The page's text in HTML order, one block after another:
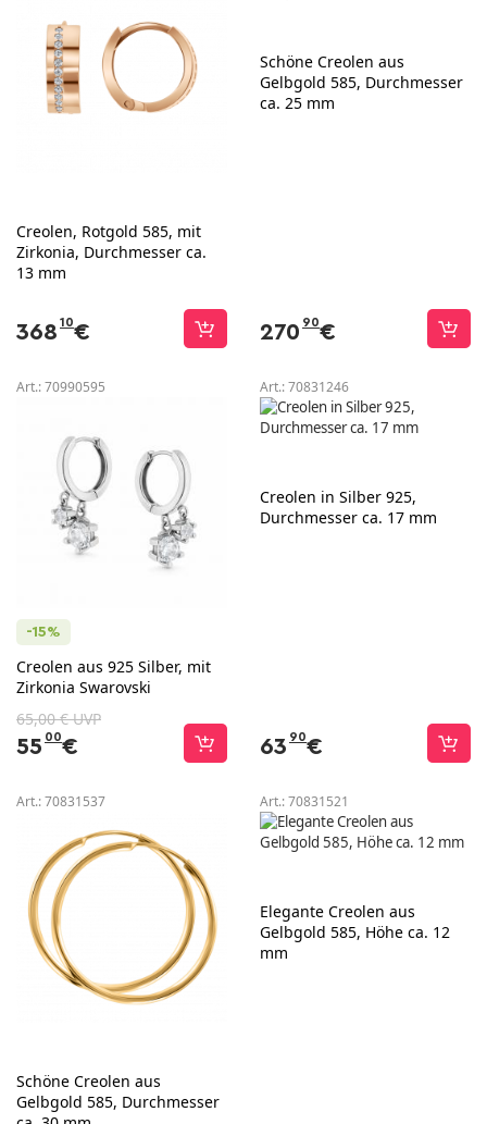
Creolen, Rotgold 585, mit
Zirkonia, Durchmesser ca.
13 mm
368 10€
Schöne Creolen aus
Gelbgold 585, Durchmesser
ca. 25 mm
270 90€
Art.:70990595
-15%
Creolen aus 925 Silber, mit
Zirkonia Swarovski
65,00 € UVP
55 00€
Art.:70831246
Creolen in Silber 925,
Durchmesser ca. 17 mm
63 90€
Art.:70831537
Schöne Creolen aus
Gelbgold 585, Durchmesser
Art.:70831521
Elegante Creolen aus
Gelbgold 585, Höhe ca. 12
mm